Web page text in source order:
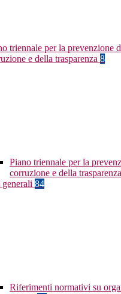
triennale per la prevenzione
e della trasparenza 8
Piano triennale per la
corruzione e della
84
Riferimenti normativi su